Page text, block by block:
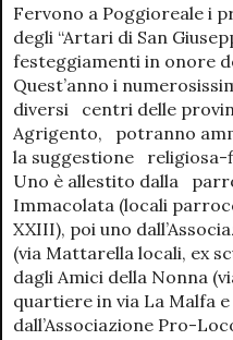
Fervono a Poggioreale i
degli “Artari di San
festeggiamenti in onore
Quest’anno i
diversi centri delle
Agrigento, potranno
la suggestione religiosa-
Uno è allestito dalla
Immacolata (locali
XXIII), poi uno
(via Mattarella locali, ex
dagli Amici della Nonna
quartiere in via La Malfa
dall’Associazione Pro-